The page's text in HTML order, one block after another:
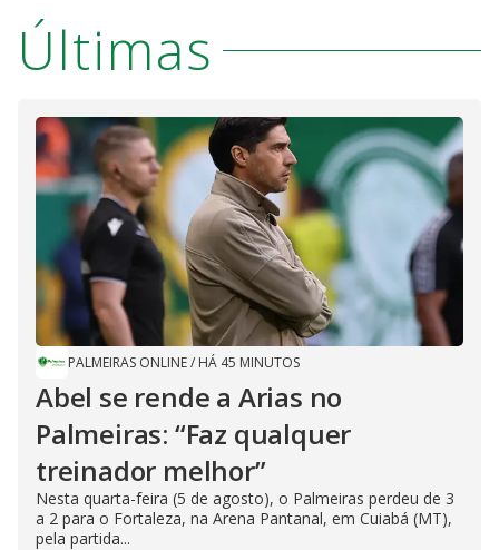
Últimas
PALMEIRAS ONLINE/ HÁ 45 MINUTOS
Abel se rende a Arias no
Palmeiras: “Faz qualquer
treinador melhor”
Nesta quarta-feira (5 de agosto), o Palmeiras perdeu de 3
a 2 para o Fortaleza, na Arena Pantanal, em Cuiabá (MT),
pela partida...